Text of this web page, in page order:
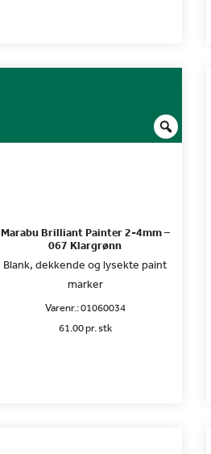
Marabu Brilliant Painter 2-4mm –
067 Klargrønn
Blank, dekkende og lysekte paint
marker
Varenr.:01060034
61.00 pr. stk